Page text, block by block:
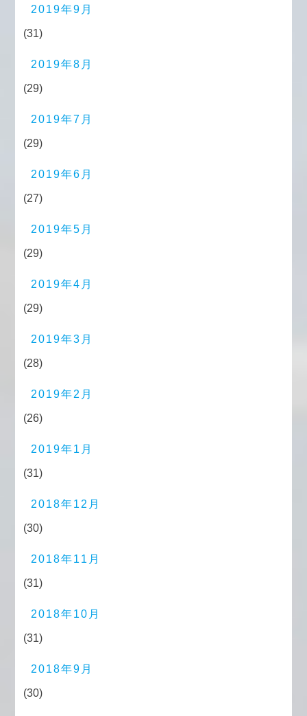
2019年9月
(31)
2019年8月
(29)
2019年7月
(29)
2019年6月
(27)
2019年5月
(29)
2019年4月
(29)
2019年3月
(28)
2019年2月
(26)
2019年1月
(31)
2018年12月
(30)
2018年11月
(31)
2018年10月
(31)
2018年9月
(30)